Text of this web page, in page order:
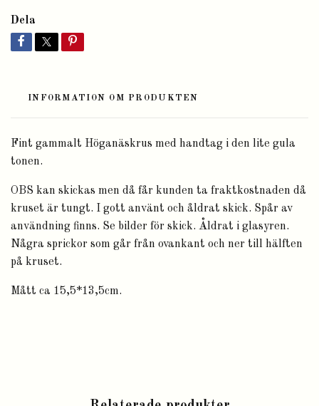
Dela
INFORMATION OM PRODUKTEN
Fint gammalt Höganäskrus med handtag i den lite gula
tonen.
OBS kan skickas men då får kunden ta fraktkostnaden då
kruset är tungt. I gott använt och åldrat skick. Spår av
användning finns. Se bilder för skick. Åldrat i glasyren.
Några sprickor som går från ovankant och ner till hälften
på kruset.
Mått ca 15,5*13,5cm.